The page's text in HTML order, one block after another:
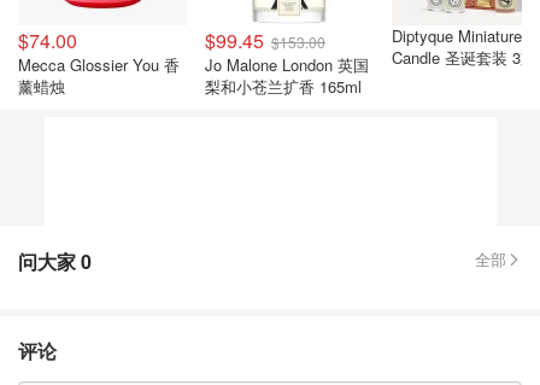
$74.00
Mecca Glossier You 香
薰蜡烛
$99.45 $153.00
Jo Malone London 英国
梨和小苍兰扩香 165ml
Diptyque Miniature
Candle 圣诞套装 3
问大家0 全部
评论